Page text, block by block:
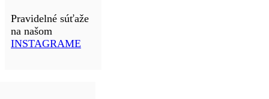
Pravidelné súťaže
na našom
INSTAGRAME